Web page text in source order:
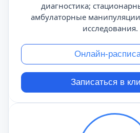
диагностика;
амбулаторные
исследования.
Онлайн-
Записаться в